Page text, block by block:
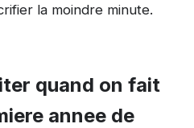
la moindre minute.
quand on fait
annee de